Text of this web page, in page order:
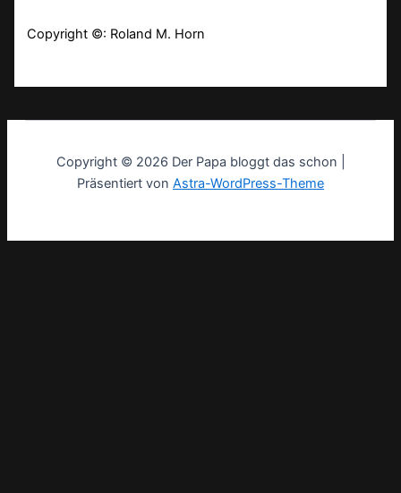
Copyright ©: Roland M. Horn
Copyright © 2026 Der Papa bloggt das schon |
Präsentiert von Astra-WordPress-Theme